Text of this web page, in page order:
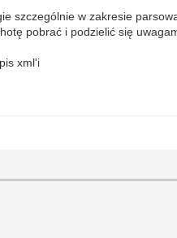
szczególnie w zakresie
pobrać i podzielić się
xml'i